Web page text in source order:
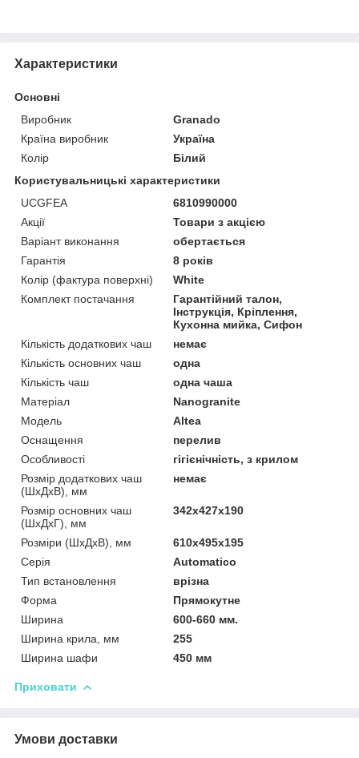
Характеристики
Основні
Виробник
Granado
Країна виробник
Україна
Колір
Білий
Користувальницькі характеристики
UCGFEA
6810990000
Акції
Товари з акцією
Варіант виконання
обертається
Гарантія
8 років
Колір (фактура поверхні)
White
Комплект постачання
Гарантійний талон,
Інструкція, Кріплення,
Кухонна мийка, Сифон
Кількість додаткових чаш
немає
Кількість основних чаш
одна
Кількість чаш
одна чаша
Матеріал
Nanogranite
Мoдель
Altea
Оснащення
перелив
Особливості
гігієнічність, з крилом
Розмір додаткових чаш
(ШхДхВ), мм
немає
Розмір основних чаш
(ШхДхГ), мм
342х427х190
Розміри (ШхДхВ), мм
610х495х195
Серія
Automatico
Тип встановлення
врізна
Форма
Прямокутне
Ширина
600-660 мм.
Ширина крила, мм
255
Ширина шафи
450 мм
Приховати
Умови доставки